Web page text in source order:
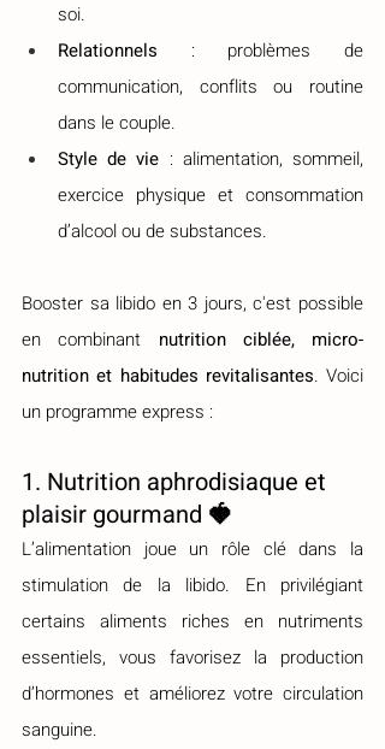
soi.
Relationnels : problèmes de
communication, conflits ou routine
dans le couple.
Style de vie : alimentation, sommeil,
exercice physique et consommation
d’alcool ou de substances.
Booster sa libido en 3 jours, c'est possible
en combinant nutrition ciblée, micro-
nutrition et habitudes revitalisantes. Voici
un programme express :
1. Nutrition aphrodisiaque et
plaisir gourmand 🍓
L’alimentation joue un rôle clé dans la
stimulation de la libido. En privilégiant
certains aliments riches en nutriments
essentiels, vous favorisez la production
d’hormones et améliorez votre circulation
sanguine.